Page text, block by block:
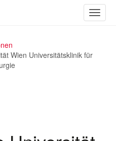
ein-/
Wien Universitätsklinik für